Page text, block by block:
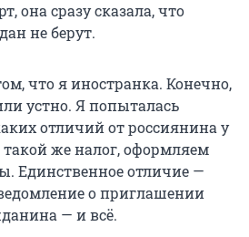
она сразу сказала, что
не берут.
что я иностранка. Конечно,
устно. Я попыталась
отличий от россиянина у
же налог, оформляем
Единственное отличие —
о приглашении
— и всё.